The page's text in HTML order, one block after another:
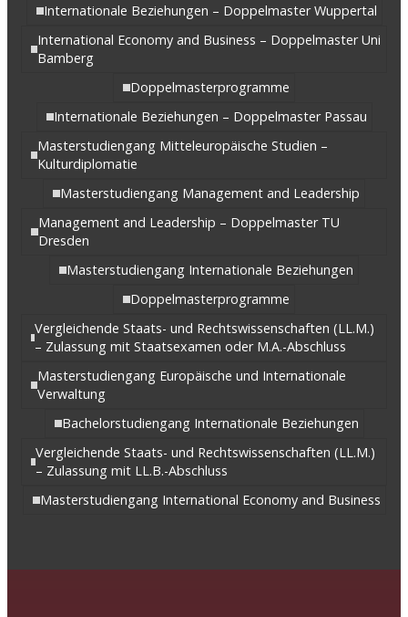
Internationale Beziehungen – Doppelmaster Wuppertal
International Economy and Business – Doppelmaster Uni
Bamberg
Doppelmasterprogramme
Internationale Beziehungen – Doppelmaster Passau
Masterstudiengang Mitteleuropäische Studien –
Kulturdiplomatie
Masterstudiengang Management and Leadership
Management and Leadership – Doppelmaster TU
Dresden
Masterstudiengang Internationale Beziehungen
Doppelmasterprogramme
Vergleichende Staats- und Rechtswissenschaften (LL.M.)
– Zulassung mit Staatsexamen oder M.A.-Abschluss
Masterstudiengang Europäische und Internationale
Verwaltung
Bachelorstudiengang Internationale Beziehungen
Vergleichende Staats- und Rechtswissenschaften (LL.M.)
– Zulassung mit LL.B.-Abschluss
Masterstudiengang International Economy and Business